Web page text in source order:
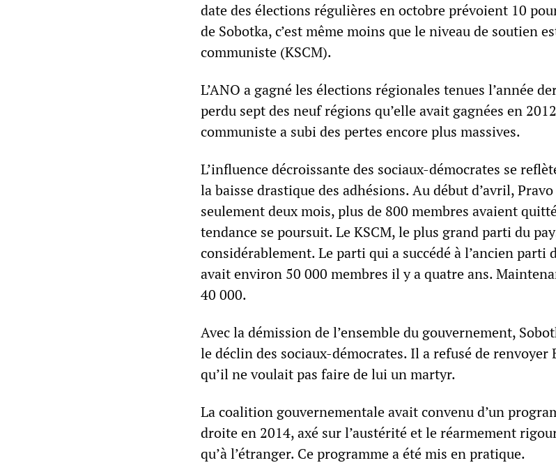
date des élections régulières en octobre prévoient 10
de Sobotka, c’est même moins que le niveau de soutien
communiste (KSCM).
L’ANO a gagné les élections régionales tenues l’année
perdu sept des neuf régions qu’elle avait gagnées en
communiste a subi des pertes encore plus massives.
L’influence décroissante des sociaux-démocrates se
la baisse drastique des adhésions. Au début d’avril,
seulement deux mois, plus de 800 membres avaient
tendance se poursuit. Le KSCM, le plus grand parti du
considérablement. Le parti qui a succédé à l’ancien parti
avait environ 50 000 membres il y a quatre ans.
40 000.
Avec la démission de l’ensemble du gouvernement,
le déclin des sociaux-démocrates. Il a refusé de renvoyer
qu’il ne voulait pas faire de lui un martyr.
La coalition gouvernementale avait convenu d’un
droite en 2014, axé sur l’austérité et le réarmement
qu’à l’étranger. Ce programme a été mis en pratique.